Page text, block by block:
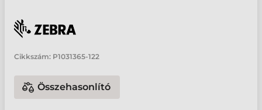
Cikkszám: P1031365-122
Összehasonlító